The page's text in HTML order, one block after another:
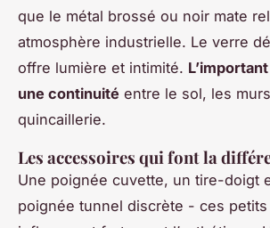
que le métal brossé ou noir mate
atmosphère industrielle. Le verre
offre lumière et intimité.
une continuité entre le sol, les
quincaillerie.
Les accessoires qui font la
Une poignée cuvette, un tire-doigt
poignée tunnel discrète - ces